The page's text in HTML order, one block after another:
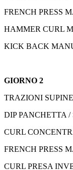
FRENCH PRESS
HAMMER
KICK BACK
GIORNO 2
TRAZIONI
DIP
CURL
FRENCH
CURL PRESA